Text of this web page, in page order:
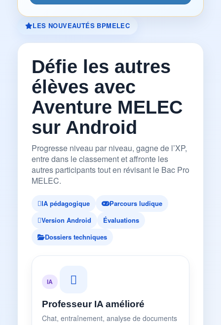
LES NOUVEAUTÉS BPMELEC
Défie les autres
élèves avec
Aventure MELEC
sur Android
Progresse niveau par niveau, gagne de l’XP,
entre dans le classement et affronte les
autres participants tout en révisant le Bac Pro
MELEC.
IA pédagogique
Parcours ludique
Version Android
Évaluations
Dossiers techniques
IA
Professeur IA amélioré
Chat, entraînement, analyse de documents